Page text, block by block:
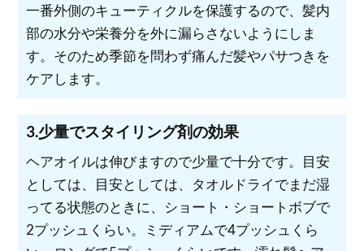
一番外側のキューティクルを保護するので、髪内
部の水分や栄養分を外に漏らさないようにしま
す。そのため季節を問わず痛んだ髪やパサつきを
ケアします。
3.少量でスタイリング剤の効果
ヘアオイルは伸びますので少量で十分です。目安
としては、目安としては、タオルドライでまだ湿
ってる状態のときに、ショート・ショートボブで
2プッシュくらい。ミディアムで4プッシュくら